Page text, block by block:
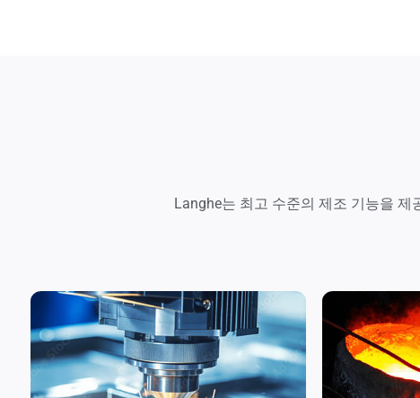
Langhe는 최고 수준의 제조 기능을